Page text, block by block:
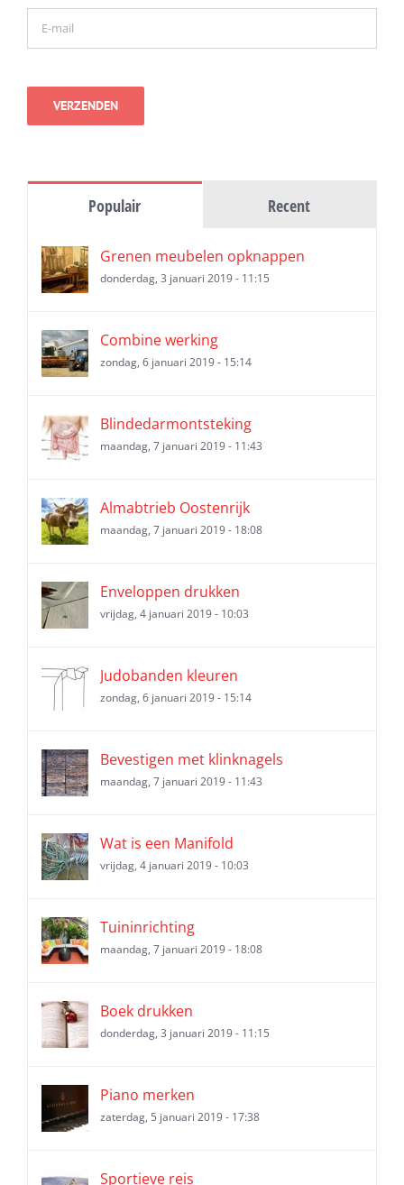
Populair Recent
Grenen meubelen opknappen
donderdag, 3 januari 2019 - 11:15
Combine werking
zondag, 6 januari 2019 - 15:14
Blindedarmontsteking
maandag, 7 januari 2019 - 11:43
Almabtrieb Oostenrijk
maandag, 7 januari 2019 - 18:08
Enveloppen drukken
vrijdag, 4 januari 2019 - 10:03
Judobanden kleuren
zondag, 6 januari 2019 - 15:14
Bevestigen met klinknagels
maandag, 7 januari 2019 - 11:43
Wat is een Manifold
vrijdag, 4 januari 2019 - 10:03
Tuininrichting
maandag, 7 januari 2019 - 18:08
Boek drukken
donderdag, 3 januari 2019 - 11:15
Piano merken
zaterdag, 5 januari 2019 - 17:38
Sportieve reis